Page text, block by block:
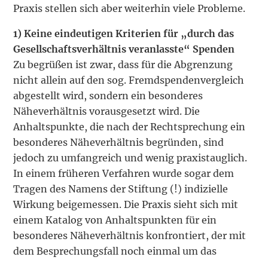
Praxis stellen sich aber weiterhin viele Probleme.
1) Keine eindeutigen Kriterien für „durch das
Gesellschaftsverhältnis veranlasste“ Spenden
Zu begrüßen ist zwar, dass für die Abgrenzung
nicht allein auf den sog. Fremdspendenvergleich
abgestellt wird, sondern ein besonderes
Näheverhältnis vorausgesetzt wird. Die
Anhaltspunkte, die nach der Rechtsprechung ein
besonderes Näheverhältnis begründen, sind
jedoch zu umfangreich und wenig praxistauglich.
In einem früheren Verfahren wurde sogar dem
Tragen des Namens der Stiftung (!) indizielle
Wirkung beigemessen. Die Praxis sieht sich mit
einem Katalog von Anhaltspunkten für ein
besonderes Näheverhältnis konfrontiert, der mit
dem Besprechungsfall noch einmal um das